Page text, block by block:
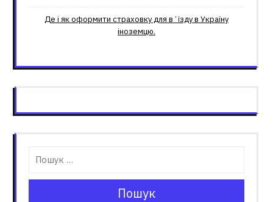
Де і як оформити страховку для вʼїзду в Україну
іноземцю.
Пошук